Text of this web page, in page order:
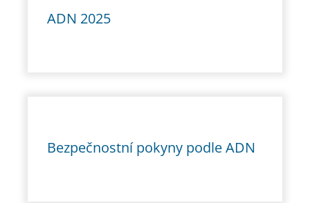
ADN 2025
Bezpečnostní pokyny podle ADN